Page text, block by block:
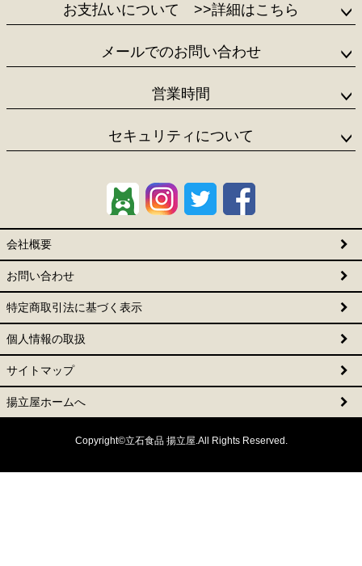
お支払いについて >>詳細はこちら
メールでのお問い合わせ
営業時間
セキュリティについて
会社概要
お問い合わせ
特定商取引法に基づく表示
個人情報の取扱
サイトマップ
揚立屋ホームへ
Copyright©立石食品 揚立屋.All Rights Reserved.